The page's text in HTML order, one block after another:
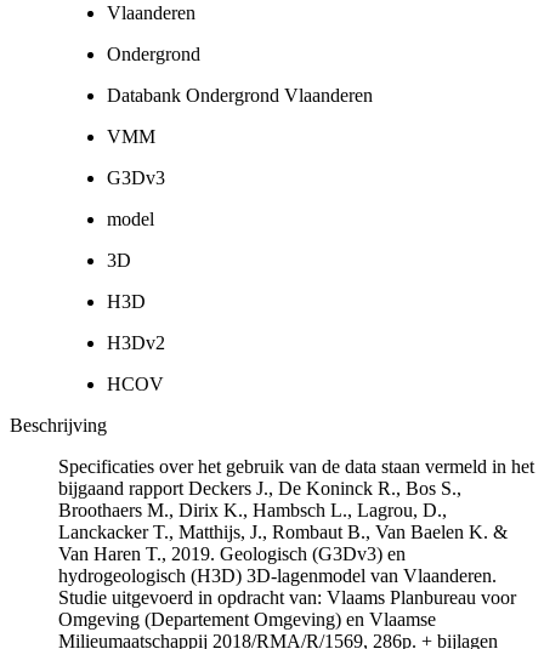
Vlaanderen
Ondergrond
Databank Ondergrond Vlaanderen
VMM
G3Dv3
model
3D
H3D
H3Dv2
HCOV
Beschrijving
Specificaties over het gebruik van de data staan vermeld in het
bijgaand rapport Deckers J., De Koninck R., Bos S.,
Broothaers M., Dirix K., Hambsch L., Lagrou, D.,
Lanckacker T., Matthijs, J., Rombaut B., Van Baelen K. &
Van Haren T., 2019. Geologisch (G3Dv3) en
hydrogeologisch (H3D) 3D-lagenmodel van Vlaanderen.
Studie uitgevoerd in opdracht van: Vlaams Planbureau voor
Omgeving (Departement Omgeving) en Vlaamse
Milieumaatschappij 2018/RMA/R/1569, 286p. + bijlagen